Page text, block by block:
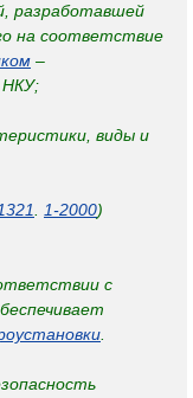
разработавшей
на соответствие
–
НКУ;
виды и
1-2000)
с